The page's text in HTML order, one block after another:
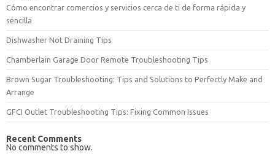
Cómo encontrar comercios y servicios cerca de ti de forma rápida y
sencilla
Dishwasher Not Draining Tips
Chamberlain Garage Door Remote Troubleshooting Tips
Brown Sugar Troubleshooting: Tips and Solutions to Perfectly Make and
Arrange
GFCI Outlet Troubleshooting Tips: Fixing Common Issues
Recent Comments
No comments to show.